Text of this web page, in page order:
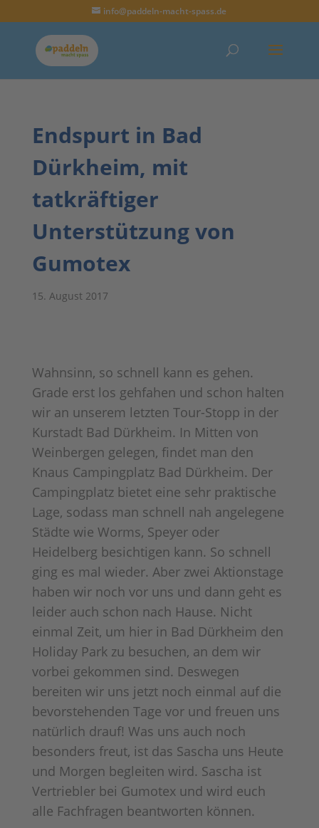
info@paddeln-macht-spass.de
Endspurt in Bad
Dürkheim, mit
tatkräftiger
Unterstützung von
Gumotex
15. August 2017
Wahnsinn, so schnell kann es gehen.
Grade erst los gehfahen und schon halten
wir an unserem letzten Tour-Stopp in der
Kurstadt Bad Dürkheim. In Mitten von
Weinbergen gelegen, findet man den
Knaus Campingplatz Bad Dürkheim. Der
Campingplatz bietet eine sehr praktische
Lage, sodass man schnell nah angelegene
Städte wie Worms, Speyer oder
Heidelberg besichtigen kann. So schnell
ging es mal wieder. Aber zwei Aktionstage
haben wir noch vor uns und dann geht es
leider auch schon nach Hause. Nicht
einmal Zeit, um hier in Bad Dürkheim den
Holiday Park zu besuchen, an dem wir
vorbei gekommen sind. Deswegen
bereiten wir uns jetzt noch einmal auf die
bevorstehenden Tage vor und freuen uns
natürlich drauf! Was uns auch noch
besonders freut, ist das Sascha uns Heute
und Morgen begleiten wird. Sascha ist
Vertriebler bei Gumotex und wird euch
alle Fachfragen beantworten können.